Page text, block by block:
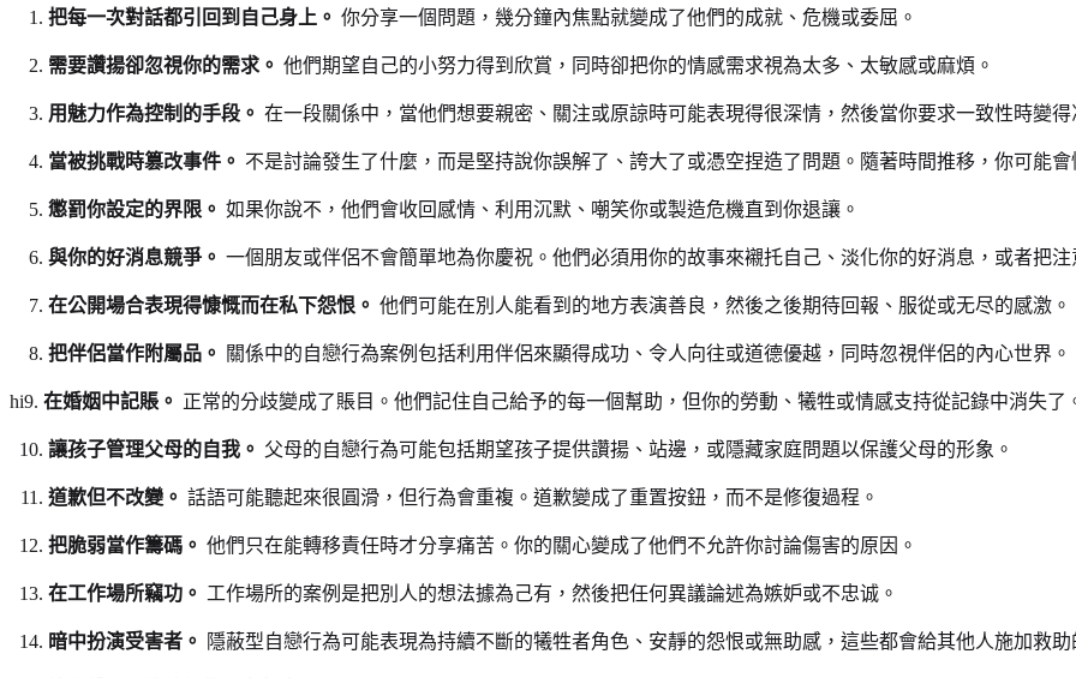
把每一次對話都引回到自己身上。 你分享一個問題，幾分鐘內焦點就變成了他們的成就、危機或委屈。
需要讚揚卻忽視你的需求。 他們期望自己的小努力得到欣賞，同時卻把你的情感需求視為太多、太敏感或麻煩。
用魅力作為控制的手段。 在一段關係中，當他們想要親密、關注或原諒時可能表現得很深情，然後當你要求一致性時變得
當被挑戰時篡改事件。 不是討論發生了什麼，而是堅持說你誤解了、誇大了或憑空捏造了問題。隨著時間推移，你可能
懲罰你設定的界限。 如果你說不，他們會收回感情、利用沉默、嘲笑你或製造危機直到你退讓。
與你的好消息競爭。 一個朋友或伴侶不會簡單地為你慶祝。他們必須用你的故事來襯托自己、淡化你的好消息，或者把
在公開場合表現得慷慨而在私下怨恨。 他們可能在別人能看到的地方表演善良，然後之後期待回報、服從或无尽的感激。
把伴侶當作附屬品。 關係中的自戀行為案例包括利用伴侶來顯得成功、令人向往或道德優越，同時忽視伴侶的內心世界。
hi9. 在婚姻中記賬。 正常的分歧變成了賬目。他們記住自己給予的每一個幫助，但你的勞動、犧牲或情感支持從記錄中消失了
讓孩子管理父母的自我。 父母的自戀行為可能包括期望孩子提供讚揚、站邊，或隱藏家庭問題以保護父母的形象。
道歉但不改變。 話語可能聽起來很圓滑，但行為會重複。道歉變成了重置按鈕，而不是修復過程。
把脆弱當作籌碼。 他們只在能轉移責任時才分享痛苦。你的關心變成了他們不允許你討論傷害的原因。
在工作場所竊功。 工作場所的案例是把別人的想法據為己有，然後把任何異議論述為嫉妒或不忠诚。
暗中扮演受害者。 隱蔽型自戀行為可能表現為持續不斷的犧牲者角色、安靜的怨恨或無助感，這些都會給其他人施加救